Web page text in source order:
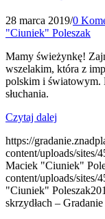
28 marca 2019/0
"Ciuniek" Poleszak
Mamy świeżynkę!
wszelakim, która z
polskim i światowym.
słuchania.
Czytaj dalej
https://
content/uploads/sites/
Maciek "Ciuniek"
content/uploads/sites/
"Ciuniek" Poleszak
skrzydłach –